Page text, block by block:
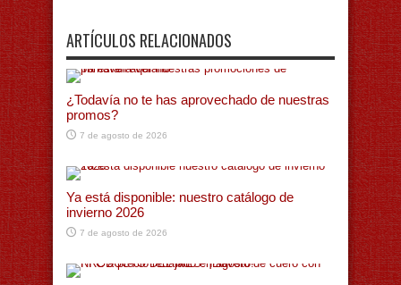
ARTÍCULOS RELACIONADOS
¿Todavía no te has aprovechado de nuestras
promos?
7 de agosto de 2026
Ya está disponible: nuestro catálogo de
invierno 2026
7 de agosto de 2026